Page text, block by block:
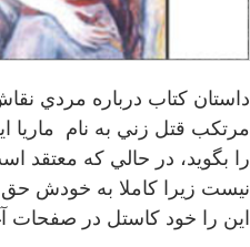
داستان كتاب درباره مردي
مرتكب قتل زني به نام ماريا
را بگويد، در حالي كه معتقد
نيست زيرا كاملا به خودش
اين را خود كاستل در صفحات